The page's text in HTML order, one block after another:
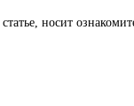
носит